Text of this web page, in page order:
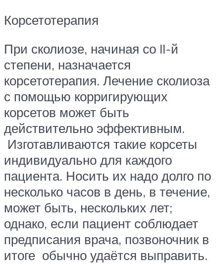
Корсетотерапия
При сколиозе, начиная со II-й
степени, назначается
корсетотерапия. Лечение сколиоза
с помощью корригирующих
корсетов может быть
действительно эффективным.
Изготавливаются такие корсеты
индивидуально для каждого
пациента. Носить их надо долго по
несколько часов в день, в течение,
может быть, нескольких лет;
однако, если пациент соблюдает
предписания врача, позвоночник в
итоге обычно удаётся выправить.